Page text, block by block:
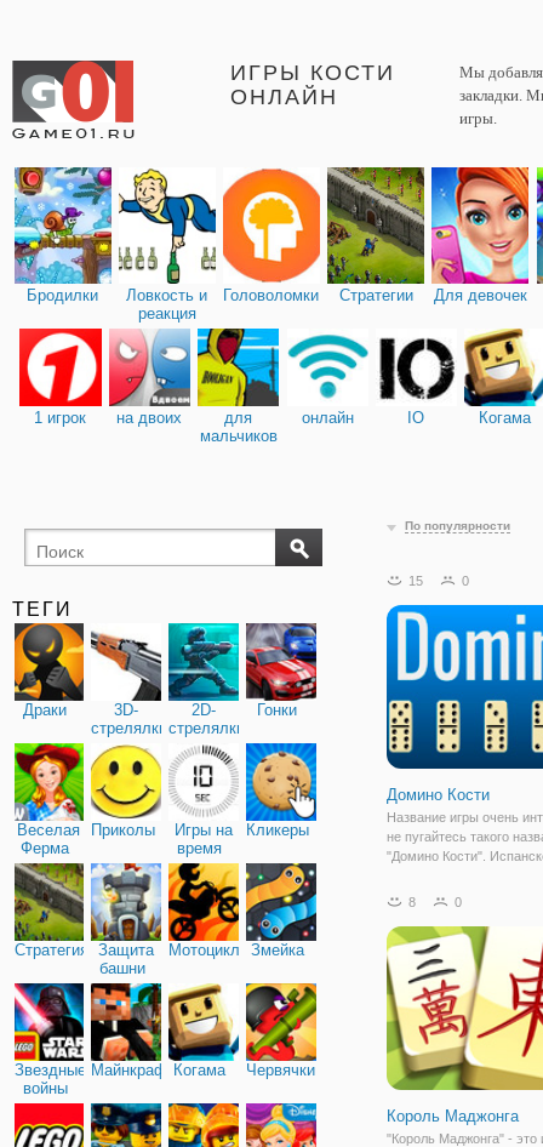
ИГРЫ КОСТИ
ОНЛАЙН
Мы
закладки.
игры.
Бродилки
Ловкость и
реакция
Головоломки Стратегии Для девочек
1 игрок на двоих
для
мальчиков
онлайн IO Когама
ТЕГИ
Драки
3D-
стрелялки
2D-
стрелялки
Гонки
Веселая
Ферма
Приколы
Игры на
время
Кликеры
Стратегия
Защита
башни
МотоциклыЗмейка
Звездные
войны
МайнкрафтКогама Червячки
По популярности
15 0
Домино Кости
Название игры очень
не пугайтесь такого
"Домино Кости".
отличается от домино
даст вам возможность
одновременно
8 0
Король Маджонга
"Король Маджонга" - это